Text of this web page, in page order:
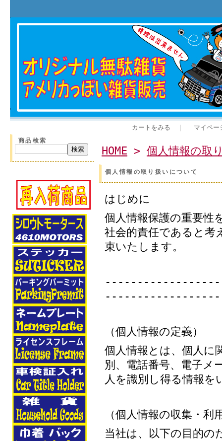
カートをみる ｜ マイペー
商品検索
HOME > 個人情報の取
個人情報の取り扱いについて
はじめに
個人情報保護の重要性
社会的責任であると考
束いたします。
（個人情報の定義）
個人情報とは、個人に
別、電話番号、電子メ
人を識別し得る情報を
（個人情報の収集・利
当社は、以下の目的の